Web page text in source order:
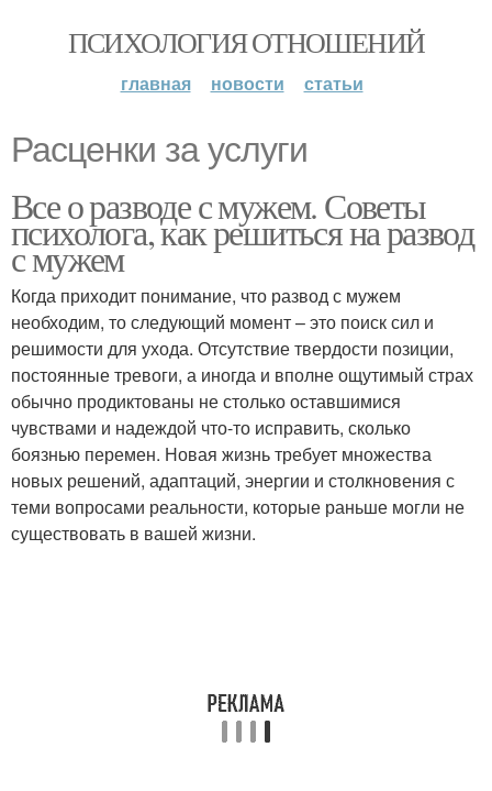
ПСИХОЛОГИЯ ОТНОШЕНИЙ
главная новости статьи
Расценки за услуги
Все о разводе с мужем. Советы
психолога, как решиться на развод
с мужем
Когда приходит понимание, что развод с мужем
необходим, то следующий момент – это поиск сил и
решимости для ухода. Отсутствие твердости позиции,
постоянные тревоги, а иногда и вполне ощутимый страх
обычно продиктованы не столько оставшимися
чувствами и надеждой что-то исправить, сколько
боязнью перемен. Новая жизнь требует множества
новых решений, адаптаций, энергии и столкновения с
теми вопросами реальности, которые раньше могли не
существовать в вашей жизни.